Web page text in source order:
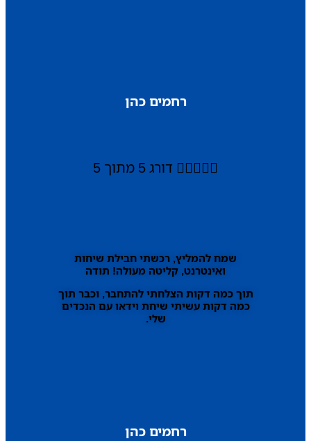
רחמים כהן
 דורג 5 מתוך 5
שמח להמליץ, רכשתי חבילת שיחות
ואינטרנט, קליטה מעולה! תודה
תוך כמה דקות הצלחתי להתחבר, וכבר תוך
כמה דקות עשיתי שיחת וידאו עם הנכדים
שלי.
רחמים כהן